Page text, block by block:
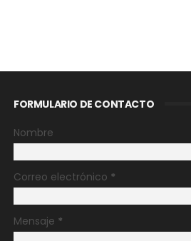
FORMULARIO DE CONTACTO
Nombre
Correo electrónico *
Mensaje *